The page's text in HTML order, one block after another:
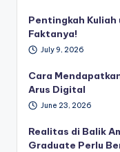
Pentingkah Kuliah
Faktanya!
July 9, 2026
Cara
Arus Digital
June 23, 2026
Realitas di Balik
Graduate Perlu